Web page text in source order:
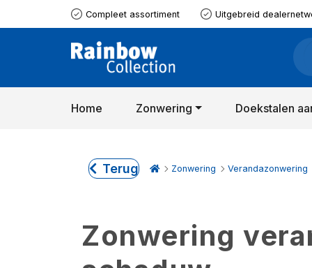
Compleet assortiment Uitgebreid
Home Zonwering Doekstalen
Terug Zonwering Verandazonwering
Zonwering